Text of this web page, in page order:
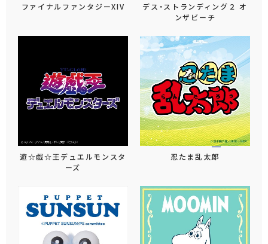
ファイナルファンタジーXIV
デス・ストランディング２ オ
ンザビーチ
遊☆戯☆王デュエルモンスタ
ーズ
忍たま乱太郎